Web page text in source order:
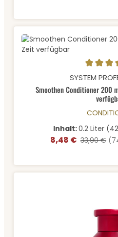
DurchschnittlicheSYSTEM
Smoothen Conditioner 200
Inhalt:0.2 Liter
Verkaufspreis:
8,48 € Regulärer
33,90 €